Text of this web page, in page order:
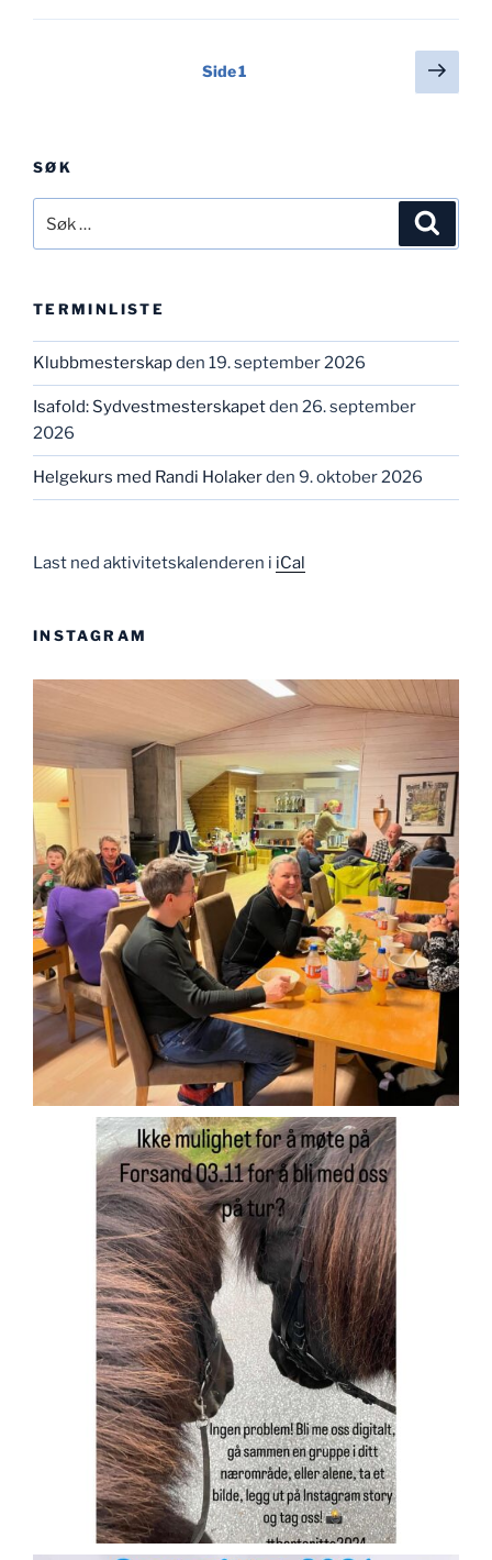
Side1
side
SØK
etter:
TERMINLISTE
Klubbmesterskapden 19. september 2026
Isafold: Sydvestmesterskapetden 26. september
2026
Helgekurs med Randi Holakerden 9. oktober 2026
Last ned aktivitetskalenderen i iCal
INSTAGRAM